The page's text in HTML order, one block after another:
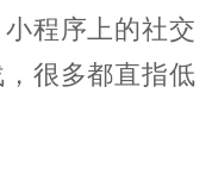
程序上的社交
很多都直指低